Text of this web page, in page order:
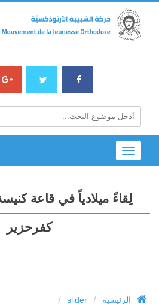
Toggle
navigation
لِقاءً ميلادياً في قاعة
كفرحزير
الرئيسية /
slider
/